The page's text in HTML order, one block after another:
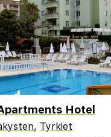
Hotel
, Tyrkiet